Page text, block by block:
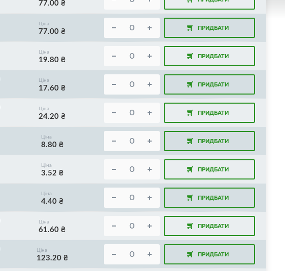
77.00 ₴
Ціна
77.00 ₴ ПРИДБАТИ
Ціна
19.80 ₴ ПРИДБАТИ
Ціна
17.60 ₴ ПРИДБАТИ
Ціна
24.20 ₴ ПРИДБАТИ
Ціна
8.80 ₴ ПРИДБАТИ
Ціна
3.52 ₴ ПРИДБАТИ
Ціна
4.40 ₴ ПРИДБАТИ
Ціна
61.60 ₴ ПРИДБАТИ
Ціна
123.20 ₴ ПРИДБАТИ